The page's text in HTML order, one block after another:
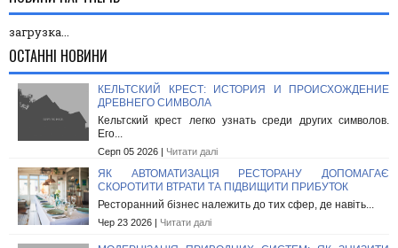
загрузка...
ОСТАННІ НОВИНИ
КЕЛЬТСКИЙ КРЕСТ: ИСТОРИЯ И ПРОИСХОЖДЕНИЕ
ДРЕВНЕГО СИМВОЛА
Кельтский крест легко узнать среди других символов.
Его...
Серп 05 2026 | Читати далі
ЯК АВТОМАТИЗАЦІЯ РЕСТОРАНУ ДОПОМАГАЄ
СКОРОТИТИ ВТРАТИ ТА ПІДВИЩИТИ ПРИБУТОК
Ресторанний бізнес належить до тих сфер, де навіть...
Чер 23 2026 | Читати далі